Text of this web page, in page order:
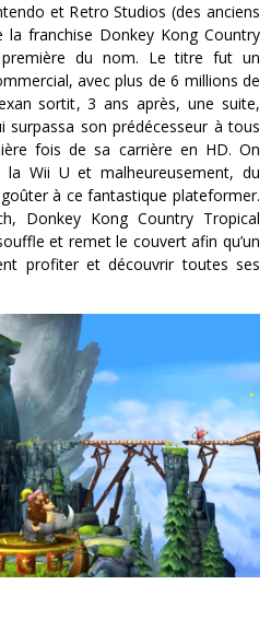
et Retro Studios (des anciens
franchise Donkey Kong Country
du nom. Le titre fut un
avec plus de 6 millions de
sortit, 3 ans après, une suite,
surpassa son prédécesseur à tous
fois de sa carrière en HD. On
Wii U et malheureusement, du
à ce fantastique plateformer.
Donkey Kong Country Tropical
et remet le couvert afin qu’un
profiter et découvrir toutes ses